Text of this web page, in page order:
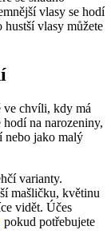
vlasy se hodí
hustší vlasy můžete
ve chvíli, kdy má
na narozeniny,
nebo jako malý
varianty.
mašličku, květinu
vidět. Účes
pokud potřebujete